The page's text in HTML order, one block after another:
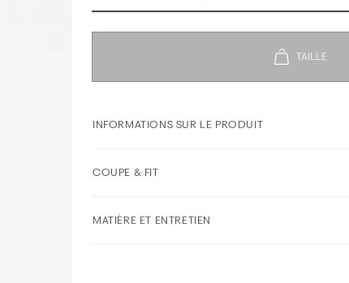
INFORMATIONS SUR LE PRODUIT
COUPE & FIT
MATIÈRE ET ENTRETIEN